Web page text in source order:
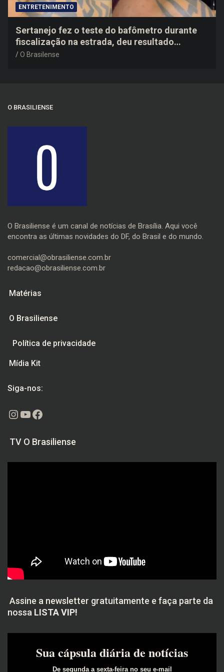
ENTRETENIMENTO
Sertanejo fez o teste do bafômetro durante
fiscalização na estrada, deu resultado
negativo e elogiou o trabalho dos agentes de
O Brasilense
O BRASILIENSE
O Brasiliense é um canal de notícias de Brasília. Aqui você
encontra as últimas novidades do DF, do Brasil e do mundo.
comercial@obrasiliense.com.br
redacao@obrasiliense.com.br
Matérias
O Brasiliense
Política de privacidade
Mídia Kit
Siga-nos:
Instagram
Youtube
Facebook
TV O Brasiliense
Assine a newsletter gratuitamente e faça parte da
nossa LISTA VIP!
Sua cápsula diária de notícias
De segunda a sexta-feira no seu e-mail